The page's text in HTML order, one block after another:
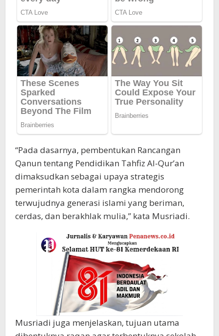
“Pada dasarnya, pembentukan Rancangan
Qanun tentang Pendidikan Tahfiz Al-Qur’an
dimaksudkan sebagai upaya strategis
pemerintah kota dalam rangka mendorong
terwujudnya generasi islami yang beriman,
cerdas, dan berakhlak mulia,” kata Musriadi.
Musriadi juga menjelaskan, tujuan utama